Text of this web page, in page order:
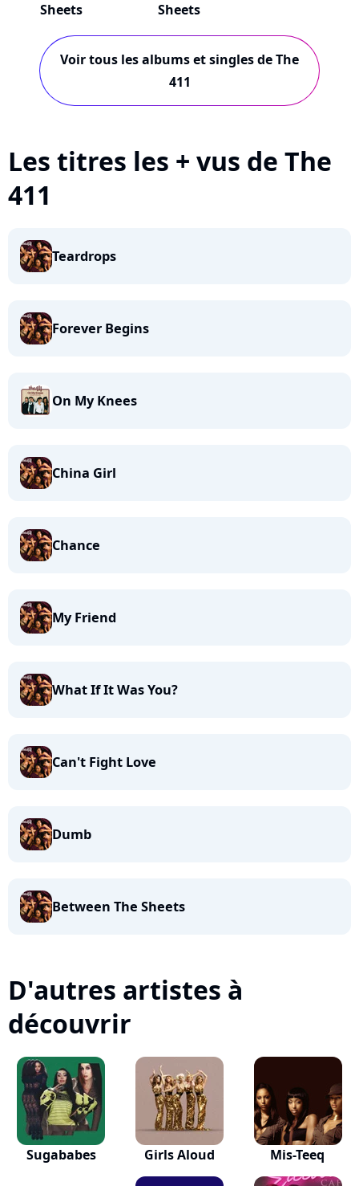
Sheets
Sheets
Voir tous les albums et singles de The
411
Les titres les + vus de The
411
Teardrops
Forever Begins
On My Knees
China Girl
Chance
My Friend
What If It Was You?
Can't Fight Love
Dumb
Between The Sheets
D'autres artistes à
découvrir
Sugababes Girls Aloud Mis-Teeq